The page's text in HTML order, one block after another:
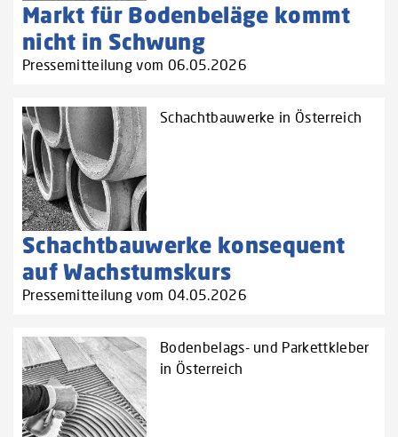
Markt für Bodenbeläge kommt
nicht in Schwung
Pressemitteilung vom 06.05.2026
Schachtbauwerke in Österreich
Schachtbauwerke konsequent
auf Wachstumskurs
Pressemitteilung vom 04.05.2026
Bodenbelags- und Parkettkleber
in Österreich